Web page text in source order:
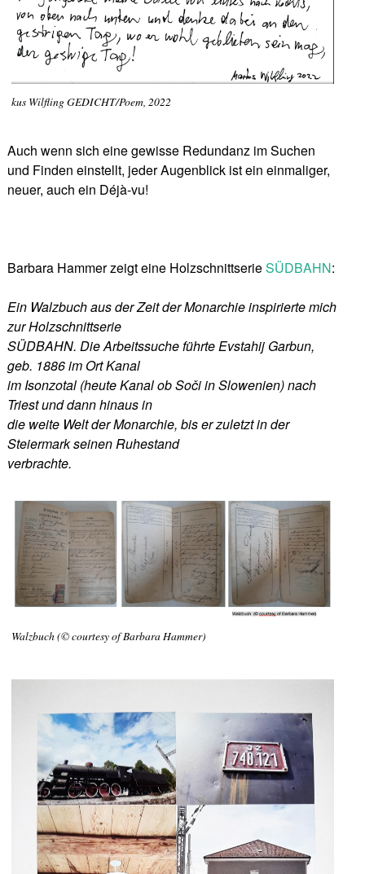
kus Wilfling GEDICHT/Poem, 2022
Auch wenn sich eine gewisse Redundanz im Suchen
und Finden einstellt, jeder Augenblick ist ein einmaliger,
neuer, auch ein Déjà-vu!
Barbara Hammer zeigt eine HolzschnittserieSÜDBAHN:
Ein Walzbuch aus der Zeit der Monarchie inspirierte mich
zur Holzschnittserie
SÜDBAHN. Die Arbeitssuche führte Evstahij Garbun,
geb. 1886 im Ort Kanal
im Isonzotal (heute Kanal ob Soči in Slowenien) nach
Triest und dann hinaus in
die weite Welt der Monarchie, bis er zuletzt in der
Steiermark seinen Ruhestand
verbrachte.
Walzbuch (© courtesy of Barbara Hammer)